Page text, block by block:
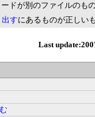
ドが別のファイルのも
すにあるものが正しい
Last